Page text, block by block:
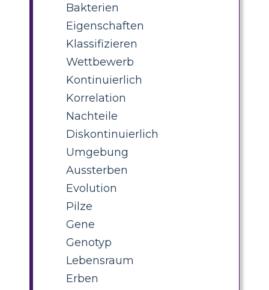
Bakterien
Eigenschaften
Klassifizieren
Wettbewerb
Kontinuierlich
Korrelation
Nachteile
Diskontinuierlich
Umgebung
Aussterben
Evolution
Pilze
Gene
Genotyp
Lebensraum
Erben